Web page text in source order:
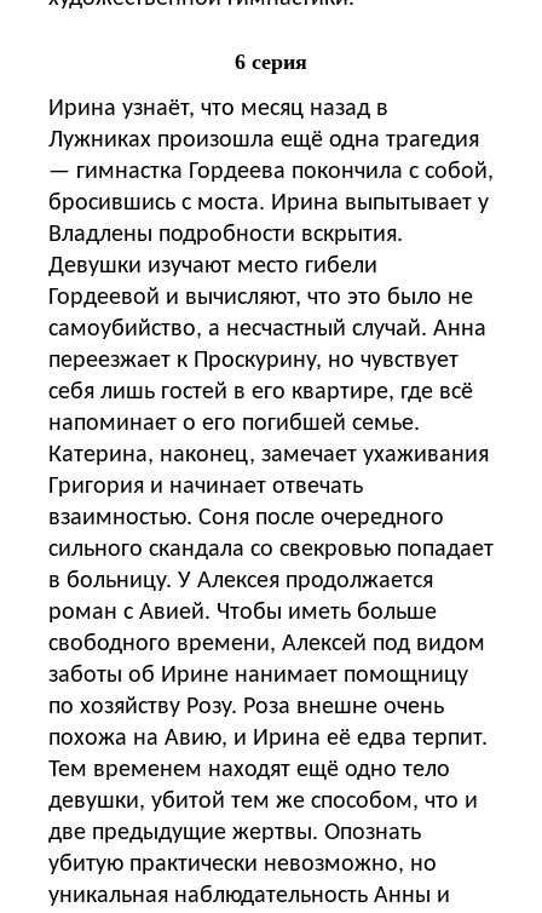
6 серия
Ирина узнаёт, что месяц назад в
Лужниках произошла ещё одна трагедия
— гимнастка Гордеева покончила с собой,
бросившись с моста. Ирина выпытывает у
Владлены подробности вскрытия.
Девушки изучают место гибели
Гордеевой и вычисляют, что это было не
самоубийство, а несчастный случай. Анна
переезжает к Проскурину, но чувствует
себя лишь гостей в его квартире, где всё
напоминает о его погибшей семье.
Катерина, наконец, замечает ухаживания
Григория и начинает отвечать
взаимностью. Соня после очередного
сильного скандала со свекровью попадает
в больницу. У Алексея продолжается
роман с Авией. Чтобы иметь больше
свободного времени, Алексей под видом
заботы об Ирине нанимает помощницу
по хозяйству Розу. Роза внешне очень
похожа на Авию, и Ирина её едва терпит.
Тем временем находят ещё одно тело
девушки, убитой тем же способом, что и
две предыдущие жертвы. Опознать
убитую практически невозможно, но
уникальная наблюдательность Анны и